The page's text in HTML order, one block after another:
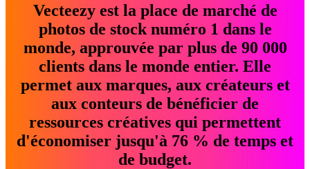
Vecteezy est la place de marché de
photos de stock numéro 1 dans le
monde, approuvée par plus de 90 000
clients dans le monde entier. Elle
permet aux marques, aux créateurs et
aux conteurs de bénéficier de
ressources créatives qui permettent
d'économiser jusqu'à 76 % de temps et
de budget.